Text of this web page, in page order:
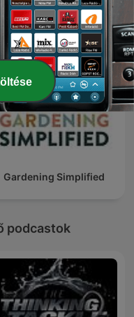
Gardening Simplified
podcastok